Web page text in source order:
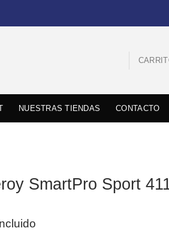
NUESTRAS TIENDAS CONTACTO
SmartPro Sport